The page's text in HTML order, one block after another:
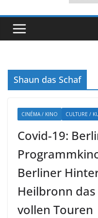
Shaun das Schaf
CINÉMA / KINO CULTURE /
Covid-19:
Berliner
Heilbronn
vollen Touren